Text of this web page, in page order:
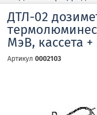
ДТЛ-02
МэВ, кассета
Артикул 0002103